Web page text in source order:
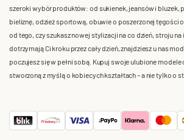
szeroki wybór produktów: od sukienek, jeansów i bluzek,
bieliznę, odzież sportową, obuwie o poszerzonej tęgości
od tego, czy szukasz nowej stylizacji na co dzień, stroju
dotrzymają Ci kroku przez cały dzień, znajdziesz u nas
poczujesz się w pełni sobą. Kupuj swoje ulubione
stworzoną z myślą o kobiecych kształtach – a nie tylko o